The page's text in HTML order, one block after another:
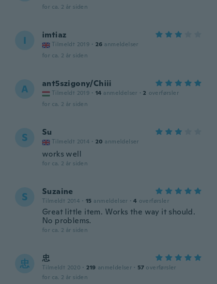
for ca. 2 år siden
I imtiaz
Tilmeldt 2019 · 26 anmeldelser
for ca. 2 år siden
A ant5szigony/Chiii
Tilmeldt 2019 · 14 anmeldelser · 2 overførsler
for ca. 2 år siden
S Su
Tilmeldt 2014 · 20 anmeldelser
works well
for ca. 2 år siden
S Suzaine
Tilmeldt 2014 · 15 anmeldelser · 4 overførsler
Great little item. Works the way it should.
No problems.
for ca. 2 år siden
忠 忠
Tilmeldt 2020 · 219 anmeldelser · 57 overførsler
for ca. 2 år siden